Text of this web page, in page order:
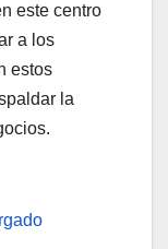
este centro
a los
estos
la